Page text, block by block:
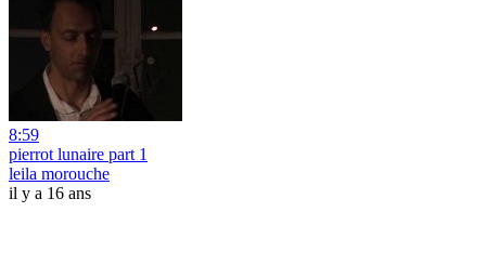
8:59
pierrot lunaire part 1
leila morouche
il y a 16 ans